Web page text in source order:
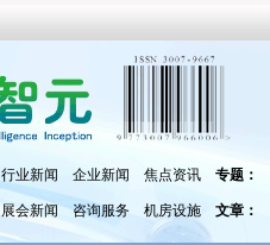
行业新闻 企业新闻 焦点资讯 专题：
展会新闻 咨询服务 机房设施 文章：